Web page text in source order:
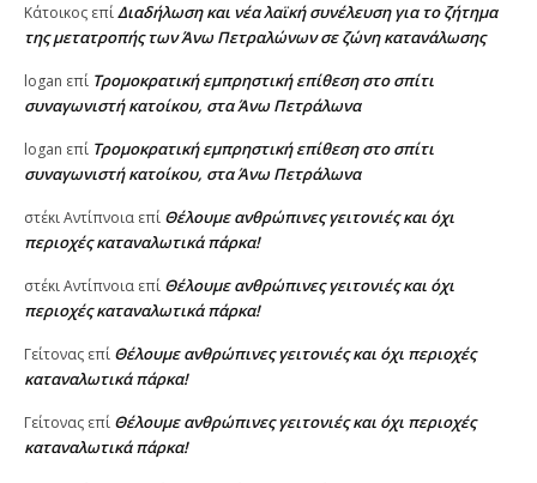
Κάτοικος επίΔιαδήλωση και νέα λαϊκή συνέλευση για το ζήτημα
της μετατροπής των Άνω Πετραλώνων σε ζώνη κατανάλωσης
logan επί Τρομοκρατική εμπρηστική επίθεση στο σπίτι
συναγωνιστή κατοίκου, στα Άνω Πετράλωνα
logan επί Τρομοκρατική εμπρηστική επίθεση στο σπίτι
συναγωνιστή κατοίκου, στα Άνω Πετράλωνα
στέκι Αντίπνοια επί Θέλουμε ανθρώπινες γειτονιές και όχι
περιοχές καταναλωτικά πάρκα!
στέκι Αντίπνοια επί Θέλουμε ανθρώπινες γειτονιές και όχι
περιοχές καταναλωτικά πάρκα!
Γείτονας επί Θέλουμε ανθρώπινες γειτονιές και όχι περιοχές
καταναλωτικά πάρκα!
Γείτονας επί Θέλουμε ανθρώπινες γειτονιές και όχι περιοχές
καταναλωτικά πάρκα!